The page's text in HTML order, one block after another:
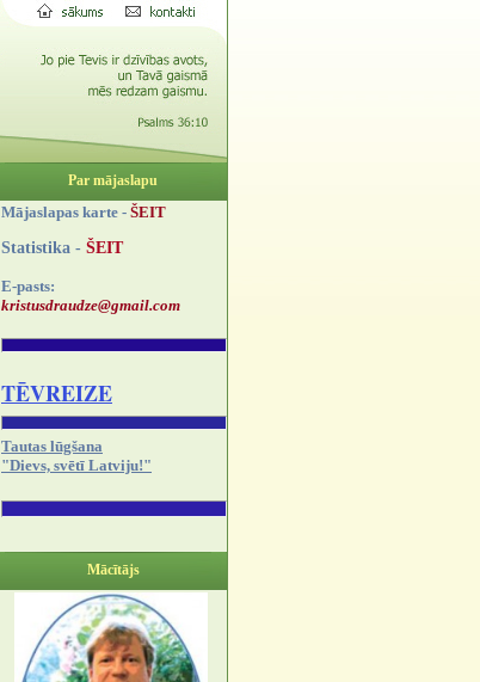
Par mājaslapu
Mājaslapas karte - ŠEIT
Statistika - ŠEIT
E-pasts:
kristusdraudze@gmail.com
TĒVREIZE
Tautas lūgšana
"Dievs, svētī Latviju!"
Mācītājs